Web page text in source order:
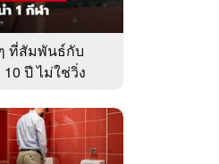
ที่สัมพันธ์กับ
ปี ไม่ใช่วิ่ง